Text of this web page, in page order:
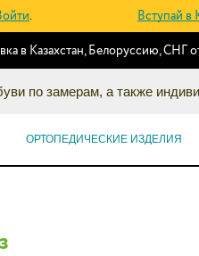
. Вступай в
в Казахстан, Белоруссию, СНГ
по замерам, а также
ОРТОПЕДИЧЕСКИЕ ИЗДЕЛИЯ